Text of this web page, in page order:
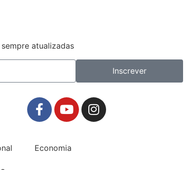
atualizadas
Inscrever
Economia